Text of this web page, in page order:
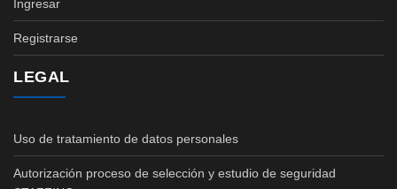
Ingresar
Registrarse
LEGAL
Uso de tratamiento de datos personales
Autorización proceso de selección y estudio de seguridad